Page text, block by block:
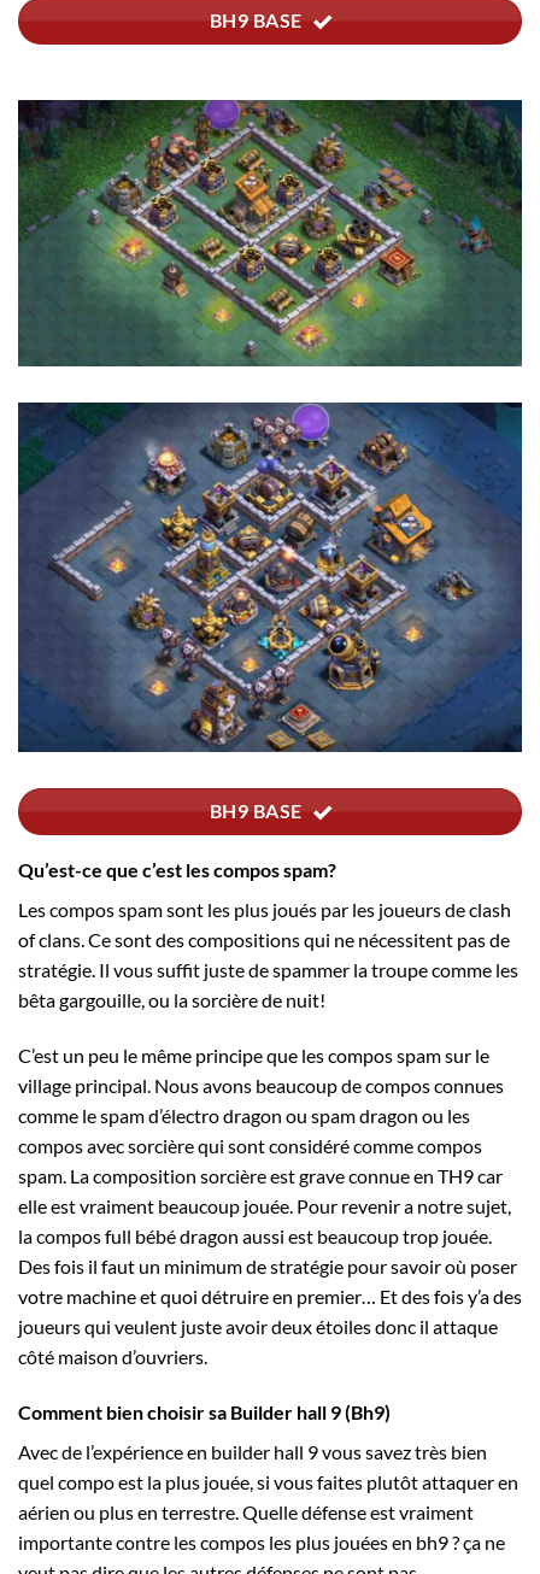
BH9 BASE
BH9 BASE
Qu’est-ce que c’est les compos spam?
Les compos spam sont les plus joués par les joueurs de clash
of clans. Ce sont des compositions qui ne nécessitent pas de
stratégie. Il vous suffit juste de spammer la troupe comme les
bêta gargouille, ou la sorcière de nuit!
C’est un peu le même principe que les compos spam sur le
village principal. Nous avons beaucoup de compos connues
comme le spam d’électro dragon ou spam dragon ou les
compos avec sorcière qui sont considéré comme compos
spam. La composition sorcière est grave connue en TH9 car
elle est vraiment beaucoup jouée. Pour revenir a notre sujet,
la compos full bébé dragon aussi est beaucoup trop jouée.
Des fois il faut un minimum de stratégie pour savoir où poser
votre machine et quoi détruire en premier… Et des fois y’a des
joueurs qui veulent juste avoir deux étoiles donc il attaque
côté maison d’ouvriers.
Comment bien choisir sa Builder hall 9 (Bh9)
Avec de l’expérience en builder hall 9 vous savez très bien
quel compo est la plus jouée, si vous faites plutôt attaquer en
aérien ou plus en terrestre. Quelle défense est vraiment
importante contre les compos les plus jouées en bh9 ? ça ne